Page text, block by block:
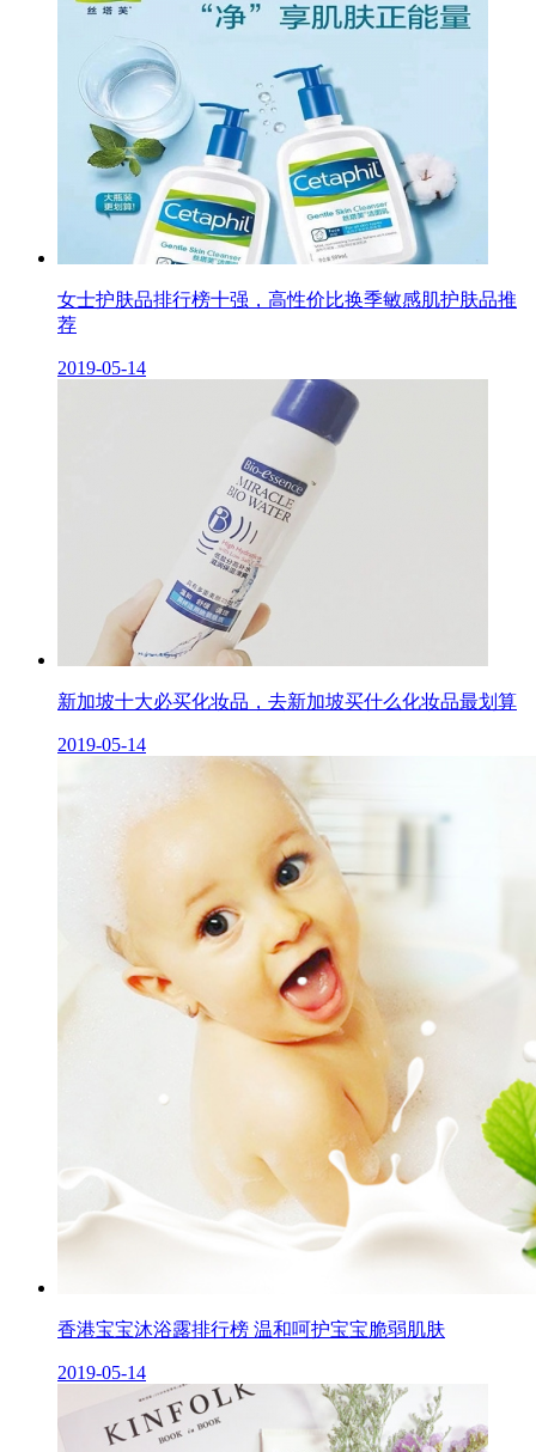
女士护肤品排行榜十强，高性价比换季敏感肌护肤品推
荐
2019-05-14
新加坡十大必买化妆品，去新加坡买什么化妆品最划算
2019-05-14
香港宝宝沐浴露排行榜 温和呵护宝宝脆弱肌肤
2019-05-14